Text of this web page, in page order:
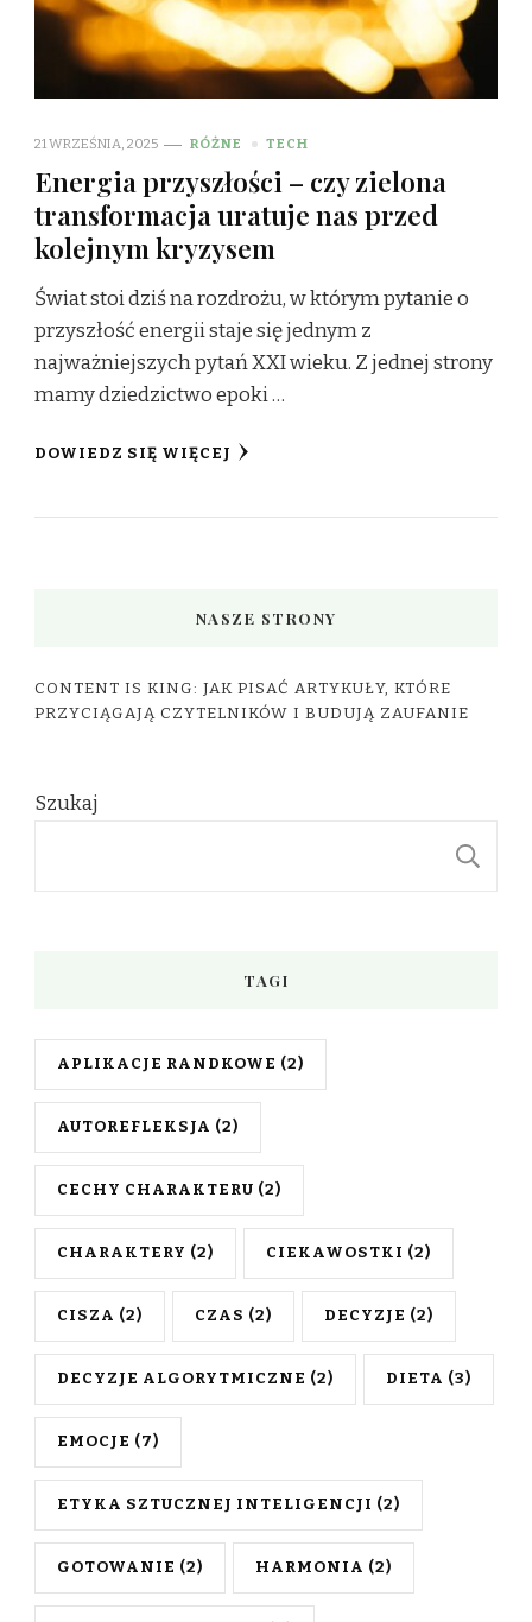
21 WRZEŚNIA, 2025 RÓŻNE TECH
Energia przyszłości – czy zielona
transformacja uratuje nas przed
kolejnym kryzysem
Świat stoi dziś na rozdrożu, w którym pytanie o
przyszłość energii staje się jednym z
najważniejszych pytań XXI wieku. Z jednej strony
mamy dziedzictwo epoki …
DOWIEDZ SIĘ WIĘCEJ
NASZE STRONY
CONTENT IS KING: JAK PISAĆ ARTYKUŁY, KTÓRE
PRZYCIĄGAJĄ CZYTELNIKÓW I BUDUJĄ ZAUFANIE
Szukaj
TAGI
APLIKACJE RANDKOWE (2)
AUTOREFLEKSJA (2)
CECHY CHARAKTERU (2)
CHARAKTERY (2) CIEKAWOSTKI (2)
CISZA (2) CZAS (2) DECYZJE (2)
DECYZJE ALGORYTMICZNE (2) DIETA (3)
EMOCJE (7)
ETYKA SZTUCZNEJ INTELIGENCJI (2)
GOTOWANIE (2) HARMONIA (2)